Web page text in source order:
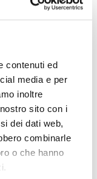
contenuti ed
media e per
inoltre
sito con i
dei dati web,
combinarle
o che hanno